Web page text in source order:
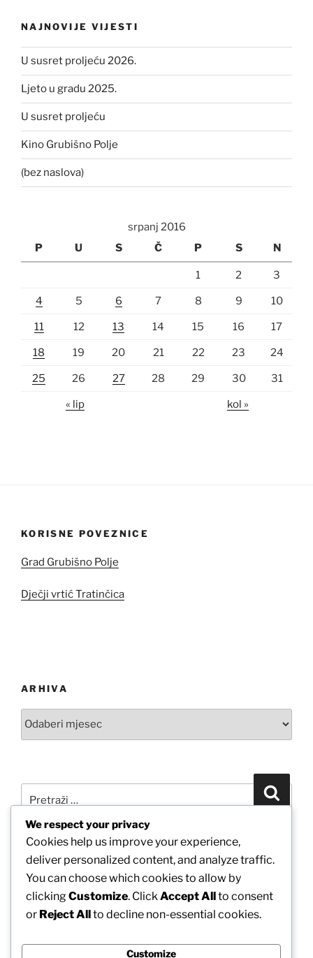
NAJNOVIJE VIJESTI
U susret proljeću 2026.
Ljeto u gradu 2025.
U susret proljeću
Kino Grubišno Polje
(bez naslova)
srpanj 2016
P
U S Č P S N
1 2 3
4 5 6 7 8 9 10
11 12 13 14 15 16 17
18 19 20 21 22 23 24
25 26 27 28 29 30 31
« lip kol »
KORISNE POVEZNICE
Grad Grubišno Polje
Dječji vrtić Tratinčica
ARHIVA
Arhiva
Pretraži:
POVEŽITE SE S NAMA PUTEM FACEBOOKA
We respect your privacy
Cookies help us improve your experience,
deliver personalized content, and analyze traffic.
You can choose which cookies to allow by
clickingCustomize. Click Accept Allto consent
or Reject Allto decline non-essential cookies.
Customize